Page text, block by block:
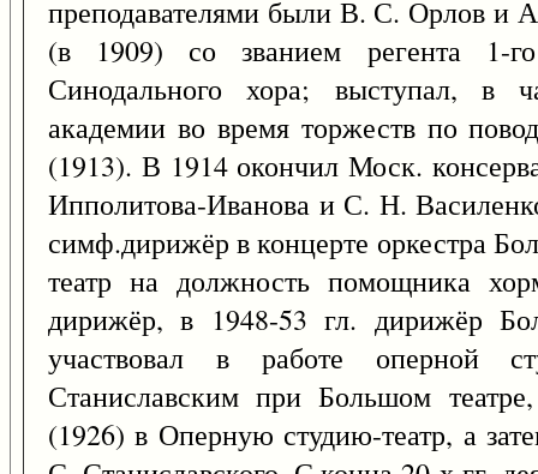
преподавателями были В. С. Орлов и
(в 1909) со званием регента 1-
Синодального хора; выступал, в
академии во время торжеств по
(1913). В 1914 окончил Моск.
Ипполитова-Иванова и С. Н.
симф.дирижёр в концерте оркестра
театр на должность помощника
дирижёр, в 1948-53 гл. дирижёр
участвовал в работе оперной
Станиславским при Большом
(1926) в Оперную студию-театр, а